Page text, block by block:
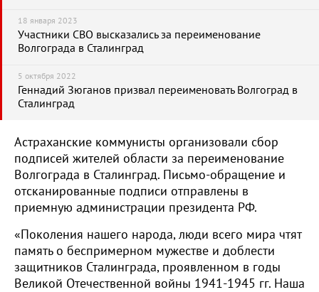
18 января 2023
Участники СВО высказались за переименование
Волгограда в Сталинград
5 октября 2022
Геннадий Зюганов призвал переименовать Волгоград в
Сталинград
Астраханские коммунисты организовали сбор
подписей жителей области за переименование
Волгограда в Сталинград. Письмо-обращение и
отсканированные подписи отправлены в
приемную администрации президента РФ.
«Поколения нашего народа, люди всего мира чтят
память о беспримерном мужестве и доблести
защитников Сталинграда, проявленном в годы
Великой Отечественной войны 1941-1945 гг. Наша